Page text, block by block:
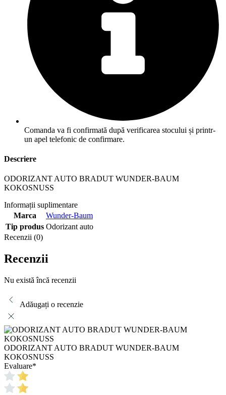
Comanda va fi confirmată după verificarea stocului și printr-
un apel telefonic de confirmare.
Descriere
ODORIZANT AUTO BRADUT WUNDER-BAUM
KOKOSNUSS
Informații suplimentare
Marca
Wunder-Baum
Tip produs Odorizant auto
Recenzii (0)
Recenzii
Nu există încă recenzii
Adăugați o recenzie
ODORIZANT AUTO BRADUT WUNDER-BAUM
KOKOSNUSS
Evaluare*